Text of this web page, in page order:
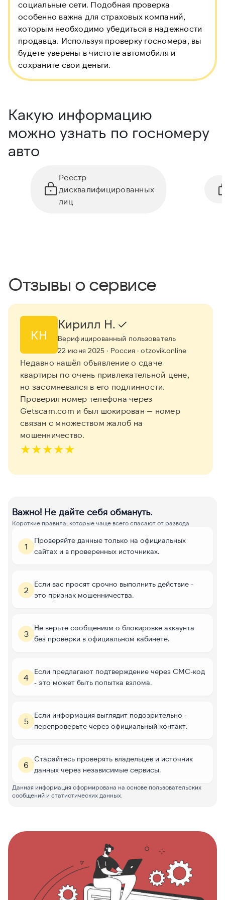
социальные сети. Подобная проверка
особенно важна для страховых компаний,
которым необходимо убедиться в надежности
продавца. Используя проверку госномера, вы
будете уверены в чистоте автомобиля и
сохраните свои деньги.
Какую информацию
можно узнать по госномеру
авто
Реестр
дисквалифицированных
лиц
Отзывы о сервисе
КН
Кирилл Н.
Верифицированный пользователь
22 июня 2025 · Россия · otzovik.online
Недавно нашёл объявление о сдаче
квартиры по очень привлекательной цене,
но засомневался в его подлинности.
Проверил номер телефона через
Getscam.com и был шокирован — номер
связан с множеством жалоб на
мошенничество.
★★★★★
Важно! Не дайте себя обмануть.
Короткие правила, которые чаще всего спасают от развода
1
Проверяйте данные только на официальных
сайтах и в проверенных источниках.
2
Если вас просят срочно выполнить действие -
это признак мошенничества.
3
Не верьте сообщениям о блокировке аккаунта
без проверки в официальном кабинете.
4
Если предлагают подтверждение через СМС-код
- это может быть попытка взлома.
5
Если информация выглядит подозрительно -
перепроверьте через официальный контакт.
6
Старайтесь проверять владельцев и источник
данных через независимые сервисы.
Данная информация сформирована на основе пользовательских
сообщений и статистических данных.